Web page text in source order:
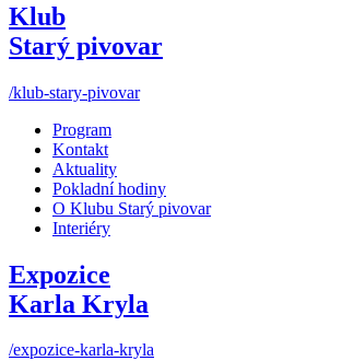
Klub
Starý pivovar
/klub-stary-pivovar
Program
Kontakt
Aktuality
Pokladní hodiny
O Klubu Starý pivovar
Interiéry
Expozice
Karla Kryla
/expozice-karla-kryla